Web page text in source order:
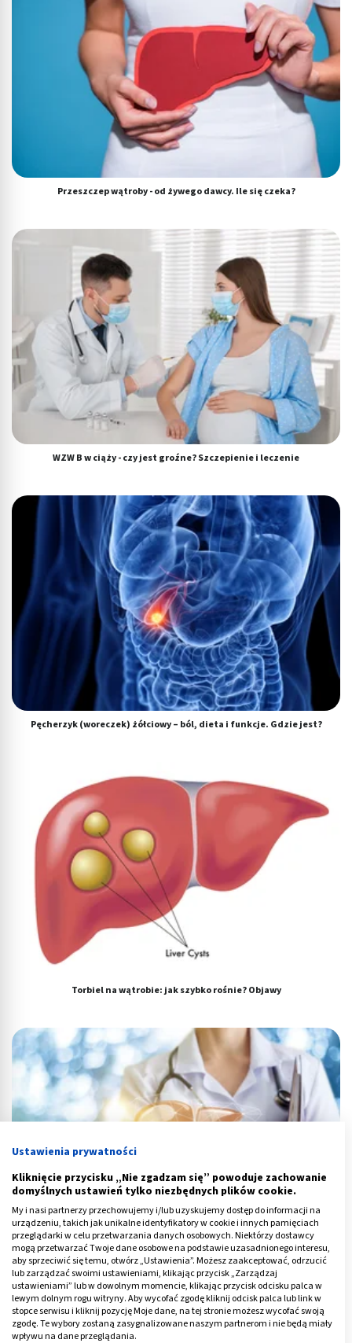
Przeszczep wątroby - od żywego dawcy. Ile się czeka?
WZW B w ciąży - czy jest groźne? Szczepienie i leczenie
Pęcherzyk (woreczek) żółciowy – ból, dieta i funkcje. Gdzie jest?
Torbiel na wątrobie: jak szybko rośnie? Objawy
Regeneracja wątroby – ile trwa? Leki, dieta i zioła
Ustawienia prywatności
Kliknięcie przycisku „Nie zgadzam się” powoduje zachowanie
domyślnych ustawień tylko niezbędnych plików cookie.
My i nasi partnerzy przechowujemy i/lub uzyskujemy dostęp do informacji na
urządzeniu, takich jak unikalne identyfikatory w cookie i innych pamięciach
przeglądarki w celu przetwarzania danych osobowych. Niektórzy dostawcy
mogą przetwarzać Twoje dane osobowe na podstawie uzasadnionego interesu,
aby sprzeciwić się temu, otwórz „Ustawienia”. Możesz zaakceptować, odrzucić
lub zarządzać swoimi ustawieniami, klikając przycisk „Zarządzaj
ustawieniami” lub w dowolnym momencie, klikając przycisk odcisku palca w
lewym dolnym rogu witryny. Aby wycofać zgodę kliknij odcisk palca lub link w
stopce serwisu i kliknij pozycję Moje dane, na tej stronie możesz wycofać swoją
zgodę. Te wybory zostaną zasygnalizowane naszym partnerom i nie będą miały
wpływu na dane przeglądania.